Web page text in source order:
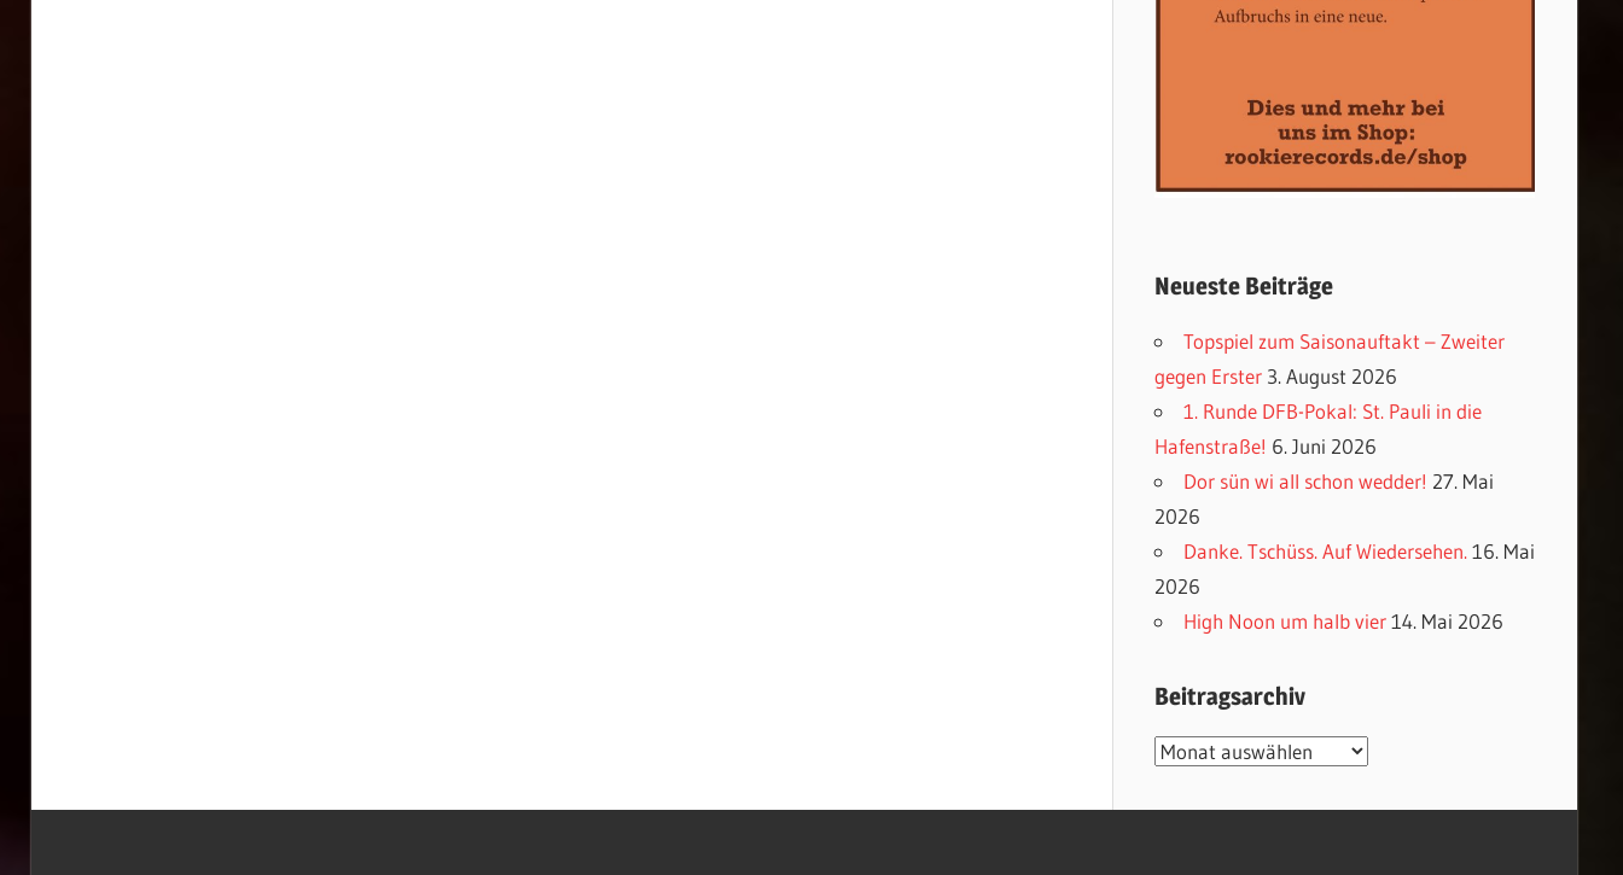
Neueste Beiträge
Topspiel zum Saisonauftakt – Zweiter
gegen Erster 3. August 2026
1. Runde DFB-Pokal: St. Pauli in die
Hafenstraße! 6. Juni 2026
Dor sün wi all schon wedder! 27. Mai
2026
Danke. Tschüss. Auf Wiedersehen. 16. Mai
2026
High Noon um halb vier 14. Mai 2026
Beitragsarchiv
Beitragsarchiv